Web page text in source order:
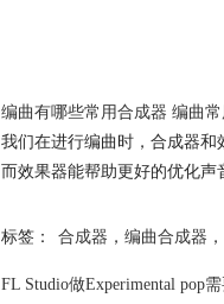
编曲有哪些常用合成器 编曲
我们在进行编曲时，合成器和
而效果器能帮助更好的优化声
标签： 合成器 ， 编曲合成器 ，
FL Studio做Experimental pop